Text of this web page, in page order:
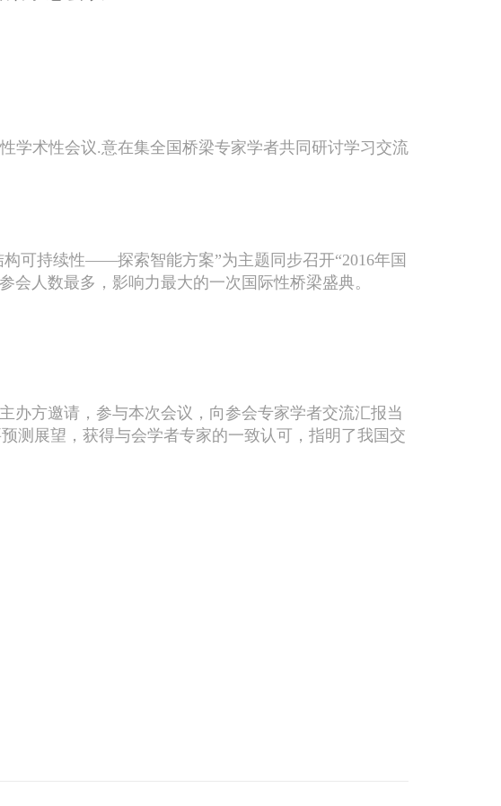
学术性会议.意在集全国桥梁专家学者共同研讨学习交流
构可持续性——探索智能方案”为主题同步召开“2016年国
会人数最多，影响力最大的一次国际性桥梁盛典。
方邀请，参与本次会议，向参会专家学者交流汇报当
测展望，获得与会学者专家的一致认可，指明了我国交